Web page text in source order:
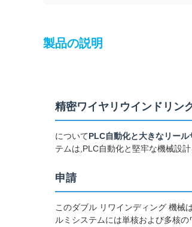
製品の説明
精密ワイヤリウインドリン
についてPLC自動化と大きなリー
テムは,PLC自動化と堅牢な機械設
申請
このダブル リワインディング 機械
ルミシステムには単核および多核